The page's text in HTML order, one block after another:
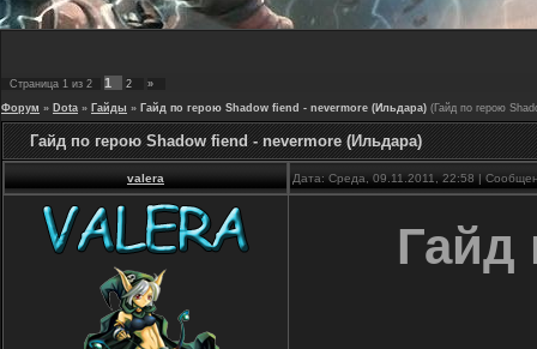
Страница 1 из 2 1 2
»
Форум » Dota » Гайды » Гайд по герою Shadow fiend - nevermore (Ильдара) (Гайд по герою
Гайд по герою Shadow fiend - nevermore (Ильдара)
valera Дата: Среда, 09.11.2011, 22:58 |
Гайд